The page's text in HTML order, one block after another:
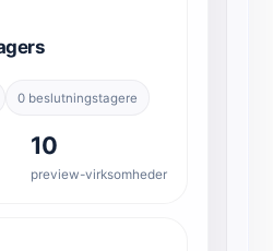
0 beslutningstagere
10
preview-virksomheder